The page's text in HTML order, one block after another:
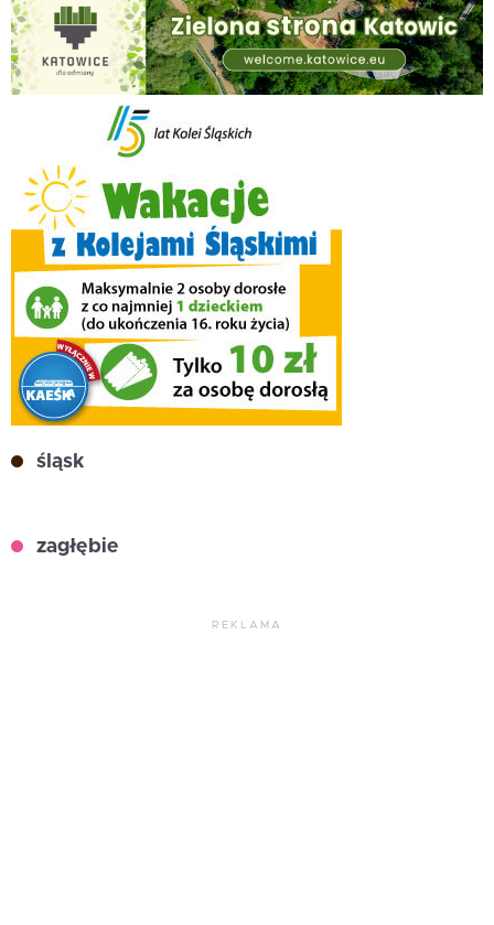
śląsk
zagłębie
REKLAMA